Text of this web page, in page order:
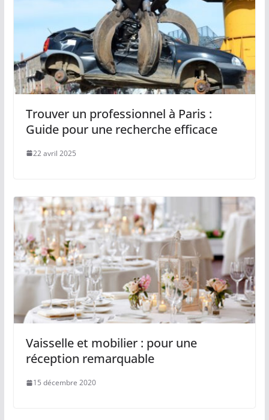
Trouver un professionnel à Paris :
Guide pour une recherche efficace
22 avril 2025
Vaisselle et mobilier : pour une
réception remarquable
15 décembre 2020